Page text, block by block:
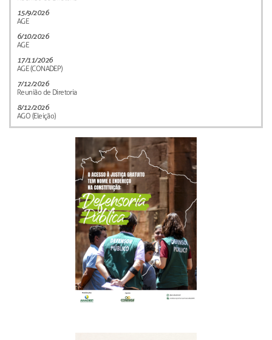
15/9/2026
AGE
6/10/2026
AGE
17/11/2026
AGE (CONADEP)
7/12/2026
Reunião de Diretoria
8/12/2026
AGO (Eleição)